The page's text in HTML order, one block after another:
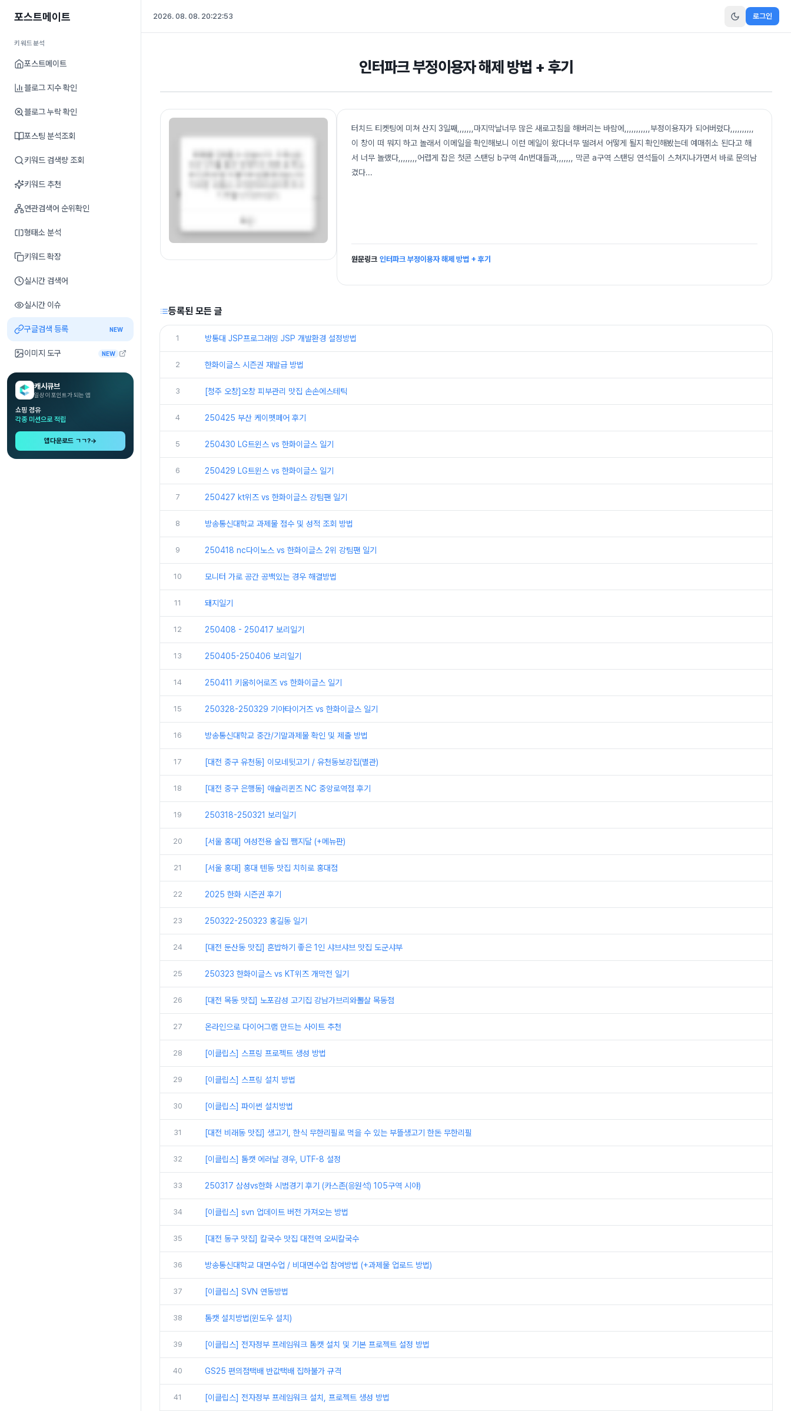
포스트메이트
키워드분석
포스트메이트
블로그 지수 확인
블로그 누락 확인
포스팅 분석조회
키워드 검색량 조회
키워드 추천
연관검색어 순위확인
형태소 분석
키워드 확장
실시간 검색어
실시간 이슈
구글검색 등록 NEW
이미지 도구 NEW
캐시큐브
일상이 포인트가 되는 앱
쇼핑 경유
각종 미션으로 적립
앱다운로드 ㄱㄱ?→
2026. 08. 08. 20:22:54 로그인
인터파크 부정이용자 해제 방법 + 후기
터치드 티켓팅에 미쳐 산지 3일째,,,,,,,마지막날너무 많은 새로고침을 해버리는 바람에,,,,,,,,,,,부정이용자가 되어버렸다,,,,,,,,,,
이 창이 떠 뭐지 하고 놀래서 이메일을 확인해보니 이런 메일이 왔다너무 떨려서 어떻게 될지 확인해봤는데 예매취소 된다고 해
서 너무 놀랬다,,,,,,,,어렵게 잡은 첫콘 스탠딩 b구역 4n번대들과,,,,,,, 막콘 a구역 스탠딩 연석들이 스쳐지나가면서 바로 문의남
겼다...
원문링크 인터파크 부정이용자 해제 방법 + 후기
등록된 모든 글
1 방통대 JSP프로그래밍 JSP 개발환경 설정방법
2 한화이글스 시즌권 재발급 방법
3 [청주 오창]오창 피부관리 맛집 손손에스테틱
4 250425 부산 케이펫페어 후기
5 250430 LG트윈스 vs 한화이글스 일기
6 250429 LG트윈스 vs 한화이글스 일기
7 250427 kt위즈 vs 한화이글스 강팀팬 일기
8 방송통신대학교 과제물 점수 및 성적 조회 방법
9 250418 nc다이노스 vs 한화이글스 2위 강팀팬 일기
10 모니터 가로 공간 공백있는 경우 해결방법
11 돼지일기
12 250408 - 250417 보리일기
13 250405-250406 보리일기
14 250411 키움히어로즈 vs 한화이글스 일기
15 250328-250329 기아타이거즈 vs 한화이글스 일기
16 방송통신대학교 중간/기말과제물 확인 및 제출 방법
17 [대전 중구 유천동] 이모네뒷고기 / 유천동보강집(별관)
18 [대전 중구 은행동] 애슐리퀸즈 NC 중앙로역점 후기
19 250318-250321 보리일기
20 [서울 홍대] 여성전용 술집 쨈지달 (+메뉴판)
21 [서울 홍대] 홍대 텐동 맛집 치히로 홍대점
22 2025 한화 시즌권 후기
23 250322-250323 홍길동 일기
24 [대전 둔산동 맛집] 혼밥하기 좋은 1인 샤브샤브 맛집 도군샤부
25 250323 한화이글스 vs KT위즈 개막전 일기
26 [대전 목동 맛집] 노포감성 고기집 강남가브리와뽈살 목동점
27 온라인으로 다이어그램 만드는 사이트 추천
28 [이클립스] 스프링 프로젝트 생성 방법
29 [이클립스] 스프링 설치 방법
30 [이클립스] 파이썬 설치방법
31 [대전 비래동 맛집] 생고기, 한식 무한리필로 먹을 수 있는 부뜰생고기 한돈 무한리필
32 [이클립스] 톰캣 에러날 경우, UTF-8 설정
33 250317 삼성vs한화 시범경기 후기 (카스존(응원석) 105구역 시야)
34 [이클립스] svn 업데이트 버전 가져오는 방법
35 [대전 동구 맛집] 칼국수 맛집 대전역 오씨칼국수
36 방송통신대학교 대면수업 / 비대면수업 참여방법 (+과제물 업로드 방법)
37 [이클립스] SVN 연동방법
38 톰캣 설치방법(윈도우 설치)
39 [이클립스] 전자정부 프레임워크 톰캣 설치 및 기본 프로젝트 설정 방법
40 GS25 편의점택배 반값택배 집하불가 규격
41 [이클립스] 전자정부 프레임워크 설치, 프로젝트 생성 방법